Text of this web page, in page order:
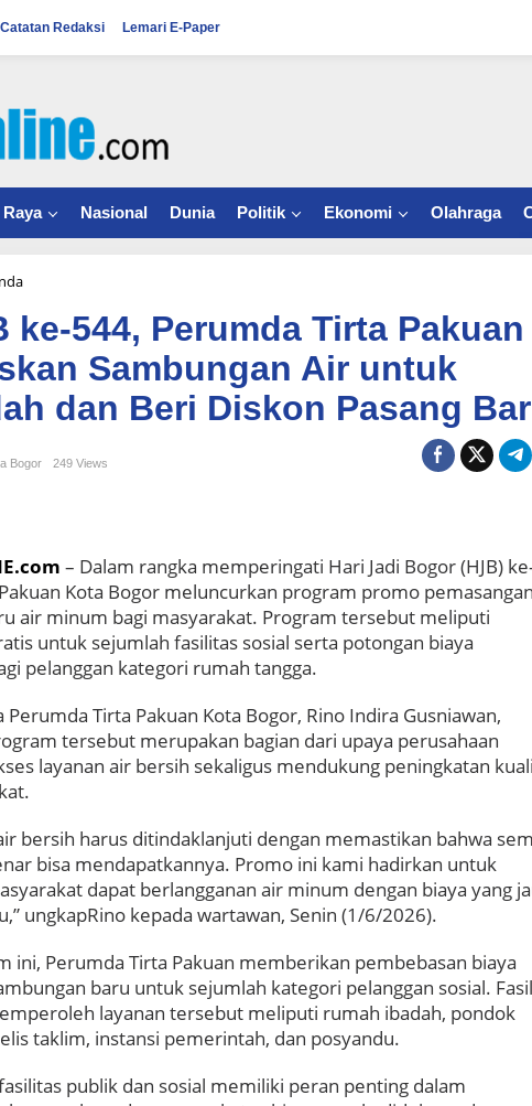
Catatan Redaksi Lemari E-Paper
Nasional Dunia Politik Ekonomi Olahraga
m
b
u
t
H
k
4
,
P
e
u
d
a
T
i
r
a
P
a
k
n
B
o
g
r
G
ke-544, Perumda Tirta Pakuan
Sambungan Air untuk
dan Beri Diskon Pasang
Bogor 249 Views
– Dalam rangka memperingati Hari Jadi Bogor (HJB)
Kota Bogor meluncurkan program promo pemasangan
air minum bagi masyarakat. Program tersebut meliputi
untuk sejumlah fasilitas sosial serta potongan biaya
pelanggan kategori rumah tangga.
Tirta Pakuan Kota Bogor, Rino Indira Gusniawan,
tersebut merupakan bagian dari upaya perusahaan
layanan air bersih sekaligus mendukung peningkatan
bersih harus ditindaklanjuti dengan memastikan bahwa
bisa mendapatkannya. Promo ini kami hadirkan untuk
dapat berlangganan air minum dengan biaya yang
ungkapRino kepada wartawan, Senin (1/6/2026).
ini, Perumda Tirta Pakuan memberikan pembebasan biaya
baru untuk sejumlah kategori pelanggan sosial.
layanan tersebut meliputi rumah ibadah, pondok
taklim, instansi pemerintah, dan posyandu.
publik dan sosial memiliki peran penting dalam